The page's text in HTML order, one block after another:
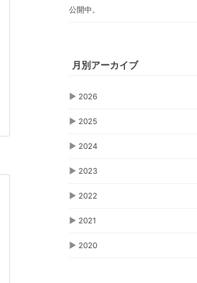
公開中。
月別アーカイブ
▶ 2026
▶ 2025
▶ 2024
▶ 2023
▶ 2022
▶ 2021
▶ 2020